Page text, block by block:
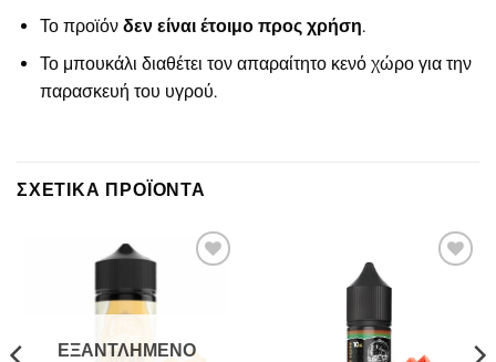
Το προϊόν δεν είναι έτοιμο προς χρήση.
Το μπουκάλι διαθέτει τον απαραίτητο κενό χώρο για την
παρασκευή του υγρού.
ΣΧΕΤΙΚΆ ΠΡΟΪΌΝΤΑ
ΕΞΑΝΤΛΗΜΈΝΟ